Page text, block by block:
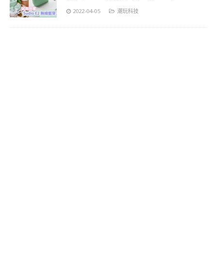
2022-04-05 潮玩科技